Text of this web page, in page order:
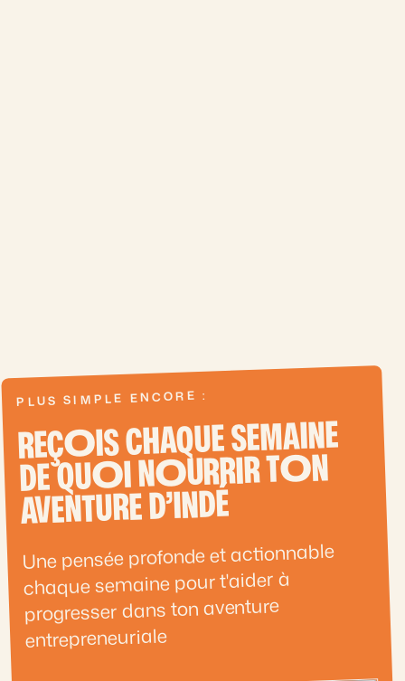
PLUS SIMPLE ENCORE :
REÇOIS CHAQUE SEMAINE
DE QUOI NOURRIR TON
AVENTURE D’INDÉ
Une pensée profonde et actionnable
chaque semaine pour t'aider à
progresser dans ton aventure
entrepreneuriale